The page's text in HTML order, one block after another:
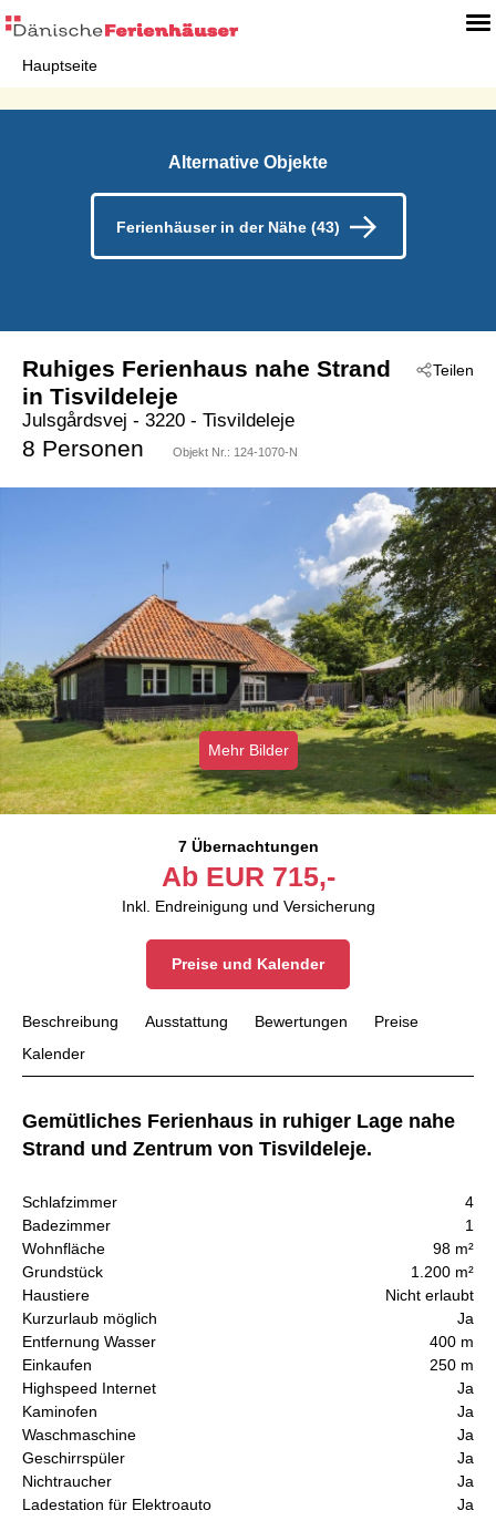
Hauptseite
Alternative Objekte
Ferienhäuser in der Nähe (43)
Teilen
Ruhiges Ferienhaus nahe Strand
in Tisvildeleje
Julsgårdsvej - 3220 - Tisvildeleje
8 Personen Objekt Nr.: 124-1070-N
Mehr Bilder
7 Übernachtungen
Ab EUR 715,-
Inkl. Endreinigung und Versicherung
Preise und Kalender
Beschreibung Ausstattung Bewertungen
Preise
Kalender
Gemütliches Ferienhaus in ruhiger Lage nahe
Strand und Zentrum von Tisvildeleje.
Schlafzimmer
4
Badezimmer
1
Wohnfläche
98 m²
Grundstück
1.200 m²
Haustiere
Nicht erlaubt
Kurzurlaub möglich
Ja
Entfernung Wasser
400 m
Einkaufen
250 m
Highspeed Internet
Ja
Kaminofen
Ja
Waschmaschine
Ja
Geschirrspüler
Ja
Nichtraucher
Ja
Ladestation für Elektroauto
Ja